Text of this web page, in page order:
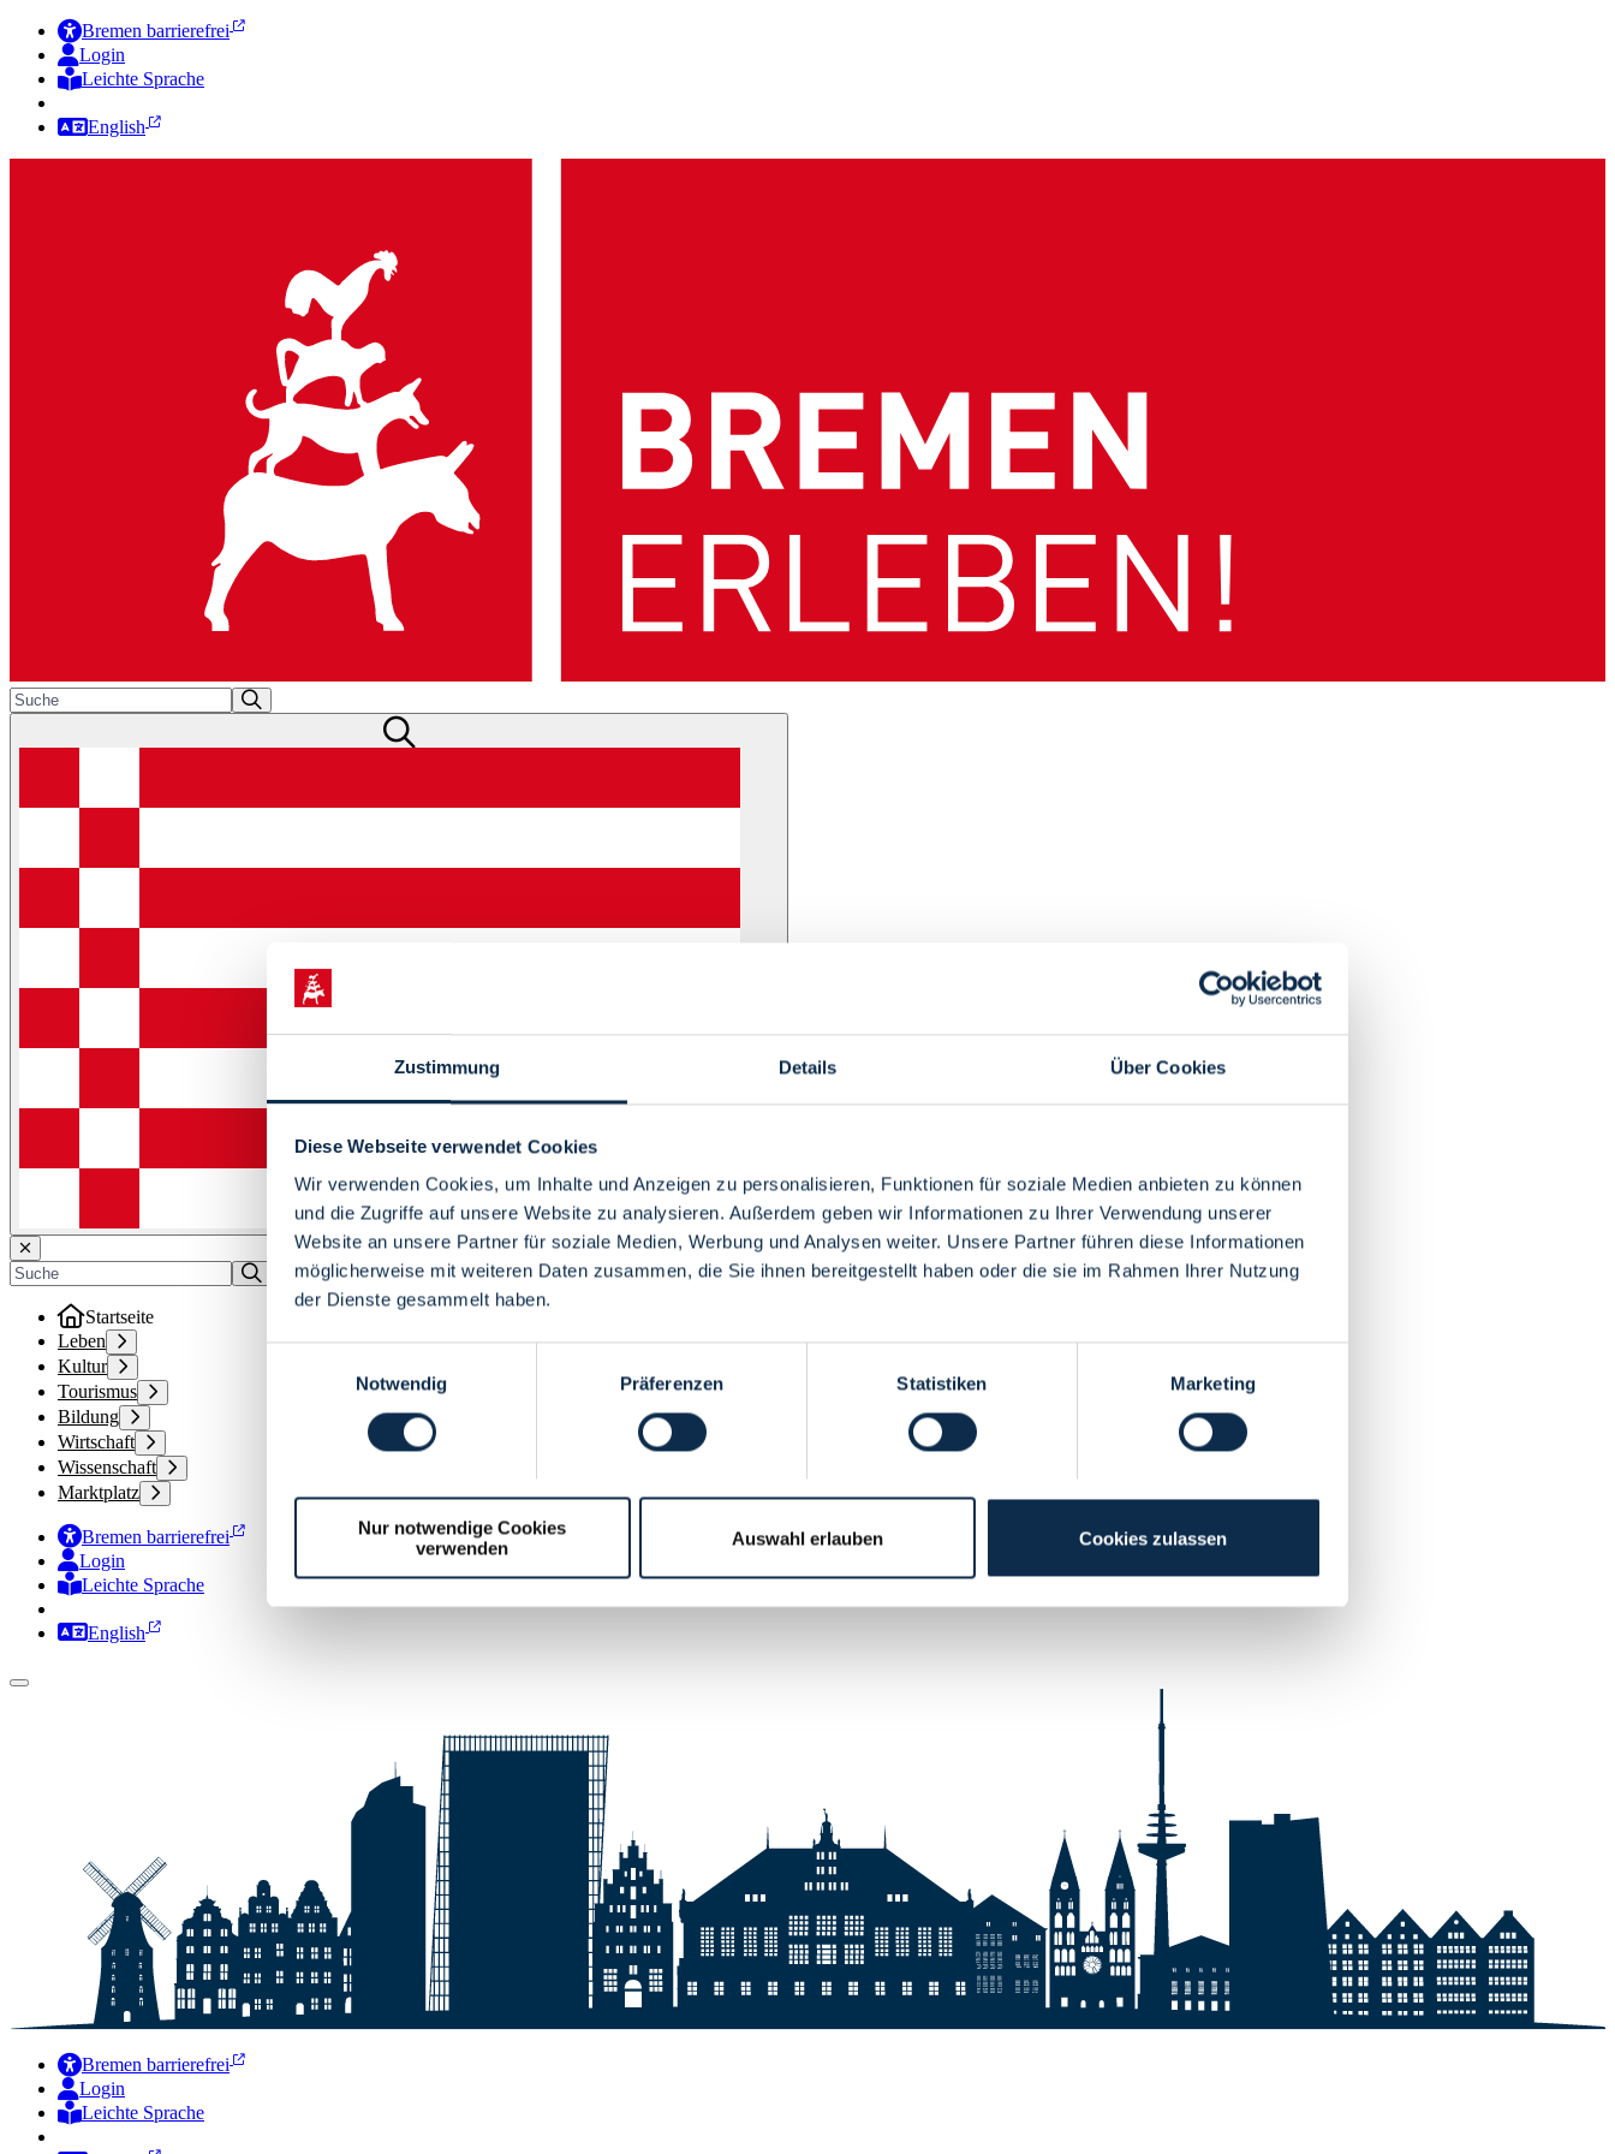
Zustimmung Details Über Cookies
Diese Webseite verwendet Cookies
Wir verwenden Cookies, um Inhalte und Anzeigen zu personalisieren, Funktionen für soziale Medien anbieten zu können
und die Zugriffe auf unsere Website zu analysieren. Außerdem geben wir Informationen zu Ihrer Verwendung unserer
Website an unsere Partner für soziale Medien, Werbung und Analysen weiter. Unsere Partner führen diese Informationen
möglicherweise mit weiteren Daten zusammen, die Sie ihnen bereitgestellt haben oder die sie im Rahmen Ihrer Nutzung
der Dienste gesammelt haben.
Notwendig
Präferenzen Statistiken Marketing
Nur notwendige Cookies
verwenden
Auswahl erlauben Cookies zulassen
Bremen barrierefrei
Login
Leichte Sprache
English
Menü
Startseite
Leben
Kultur
Tourismus
Bildung
Wirtschaft
Wissenschaft
Marktplatz
Bremen barrierefrei
Login
Leichte Sprache
Zur Deutschen Gebärdensprache
English
Bremen barrierefrei
Login
Leichte Sprache